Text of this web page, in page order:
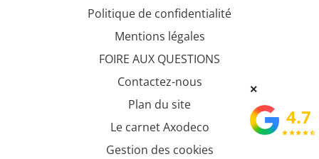
Politique de confidentialité
Mentions légales
FOIRE AUX QUESTIONS
Contactez-nous
Plan du site
Le carnet Axodeco
Gestion des cookies
×
4.7
star starstar star star_half